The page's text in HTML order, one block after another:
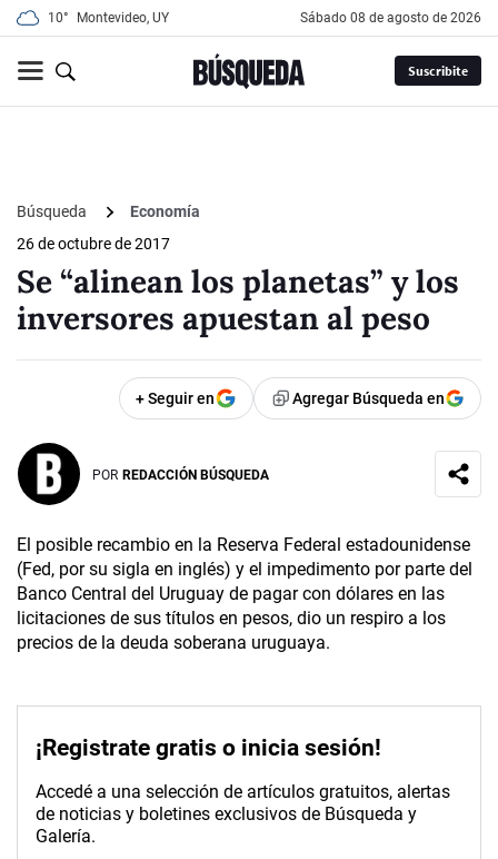
10° Montevideo, UY sábado 08 de agosto de 2026
Suscribite
Búsqueda
Economía
26 de octubre de 2017
Se “alinean los planetas” y los
inversores apuestan al peso
+ Seguir en Agregar Búsqueda en
POR REDACCIÓN BÚSQUEDA
El posible recambio en la Reserva Federal estadounidense
(Fed, por su sigla en inglés) y el impedimento por parte del
Banco Central del Uruguay de pagar con dólares en las
licitaciones de sus títulos en pesos, dio un respiro a los
precios de la deuda soberana uruguaya.
¡Registrate gratis o inicia sesión!
Accedé a una selección de artículos gratuitos, alertas
de noticias y boletines exclusivos de Búsqueda y
Galería.